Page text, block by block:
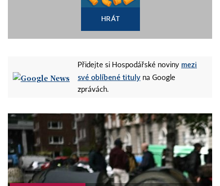
HRÁT
Přidejte si Hospodářské noviny mezi
své oblíbené tituly na Google
zprávách.